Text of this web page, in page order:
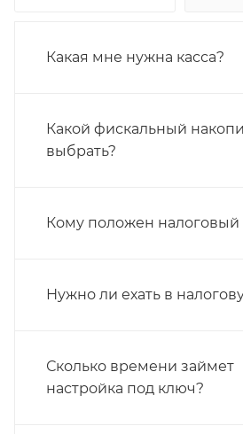
Какая мне нужна касса?
Какой фискальный
выбрать?
Кому положен налоговый
Нужно ли ехать в
Сколько времени займет
настройка под ключ?